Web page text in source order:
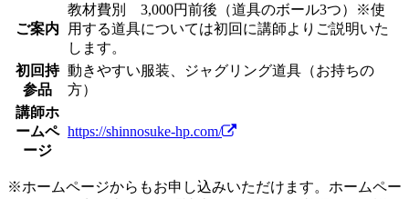
ご案内
教材費別 3,000円前後（道具のボール3つ）※使
用する道具については初回に講師よりご説明いた
します。
初回持
参品
動きやすい服装、ジャグリング道具（お持ちの
方）
講師ホ
ームペ
ージ
https://shinnosuke-hp.com/
※ホームページからもお申し込みいただけます。ホームペー